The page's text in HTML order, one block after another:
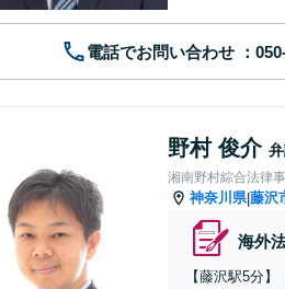
電話でお問い合わせ
野村 俊介
湘南野村綜合法律
神奈川県|藤沢
海外
【藤沢駅5分